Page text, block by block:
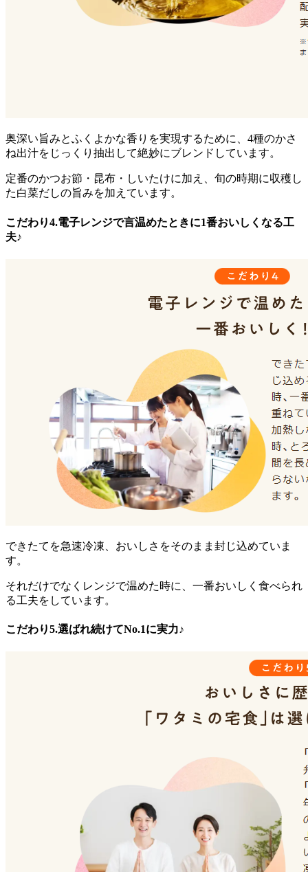
奥深い旨みとふくよかな香りを実現するために、4種のかさ
ね出汁をじっくり抽出して絶妙にブレンド しています。
定番のかつお節・昆布・しいたけに加え、旬の時期に収穫し
た白菜だしの旨みを加えています。
こだわり4.電子レンジで言温めたときに1番おいしくなる工
夫♪
できたてを急速冷凍、おいしさをそのまま封じ込めていま
す。
それだけでなくレンジで温めた時に、一番おいしく食べられ
る工夫をしています。
こだわり5.選ばれ続けてNo.1に実力♪